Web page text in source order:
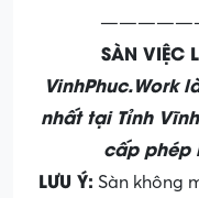
SÀN VIỆC
VinhPhuc.Work
nhất tại Tỉnh
cấp phép
LƯU Ý: Sàn không